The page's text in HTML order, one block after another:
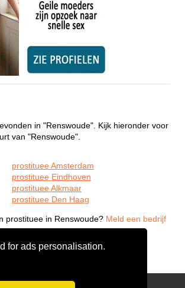
for ads personalisation.
in "Renswoude". Kijk hieronder voor
van "Renswoude".
prostituee Amsterdam
prostituee Eindhoven
prostituee Alkmaar
prostituee Den Haag
prostituee in Renswoude? Meld een bedrijf